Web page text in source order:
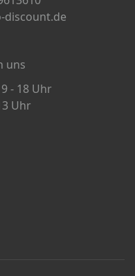
discount.de
uns
- 18 Uhr
Uhr